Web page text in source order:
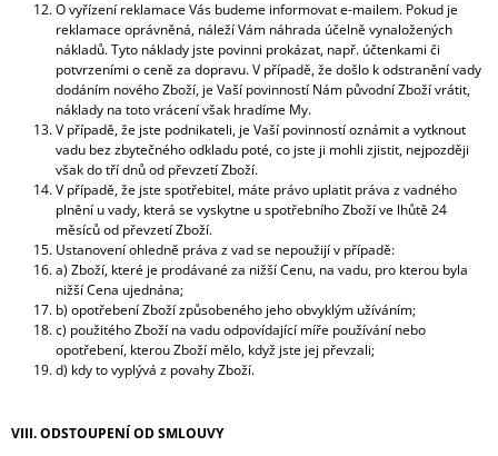
O vyřízení reklamace Vás budeme informovat e-mailem. Pokud je
reklamace oprávněná, náleží Vám náhrada účelně vynaložených
nákladů. Tyto náklady jste povinni prokázat, např. účtenkami či
potvrzeními o ceně za dopravu. V případě, že došlo k odstranění vady
dodáním nového Zboží, je Vaší povinností Nám původní Zboží vrátit,
náklady na toto vrácení však hradíme My.
V případě, že jste podnikateli, je Vaší povinností oznámit a vytknout
vadu bez zbytečného odkladu poté, co jste ji mohli zjistit, nejpozději
však do tří dnů od převzetí Zboží.
V případě, že jste spotřebitel, máte právo uplatit práva z vadného
plnění u vady, která se vyskytne u spotřebního Zboží ve lhůtě 24
měsíců od převzetí Zboží.
Ustanovení ohledně práva z vad se nepoužijí v případě:
a) Zboží, které je prodávané za nižší Cenu, na vadu, pro kterou byla
nižší Cena ujednána;
b) opotřebení Zboží způsobeného jeho obvyklým užíváním;
c) použitého Zboží na vadu odpovídající míře používání nebo
opotřebení, kterou Zboží mělo, když jste jej převzali;
d) kdy to vyplývá z povahy Zboží.
VIII. ODSTOUPENÍ OD SMLOUVY